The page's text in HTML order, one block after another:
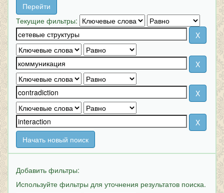
Текущие фильтры:
Начать новый поиск
Добавить фильтры:
Используйте фильтры для уточнения результатов поиска.